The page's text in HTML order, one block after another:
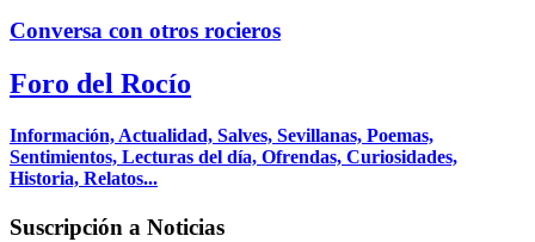
Conversa con otros rocieros
Foro del Rocío
Información, Actualidad, Salves, Sevillanas, Poemas,
Sentimientos, Lecturas del día, Ofrendas, Curiosidades,
Historia, Relatos...
Suscripción a Noticias